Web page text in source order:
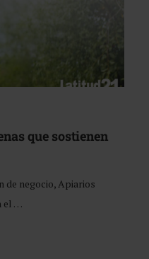
que sostienen
de negocio, Apiarios
el …